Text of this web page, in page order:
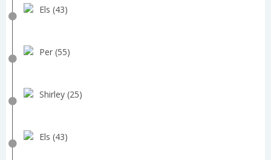
Els (43)
Per (55)
Shirley (25)
Els (43)